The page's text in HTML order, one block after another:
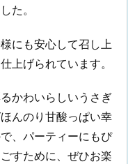
た。
にも安心して召し上
上げられています。
かわいらしいうさぎ
んのり甘酸っぱい幸
、パーティーにもぴ
すために、ぜひお楽